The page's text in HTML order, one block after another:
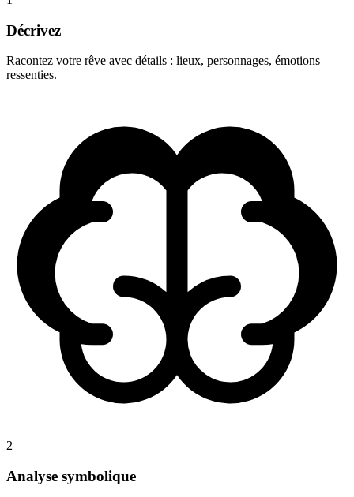
Décrivez
Racontez votre rêve avec détails : lieux, personnages, émotions
ressenties.
2
Analyse symbolique